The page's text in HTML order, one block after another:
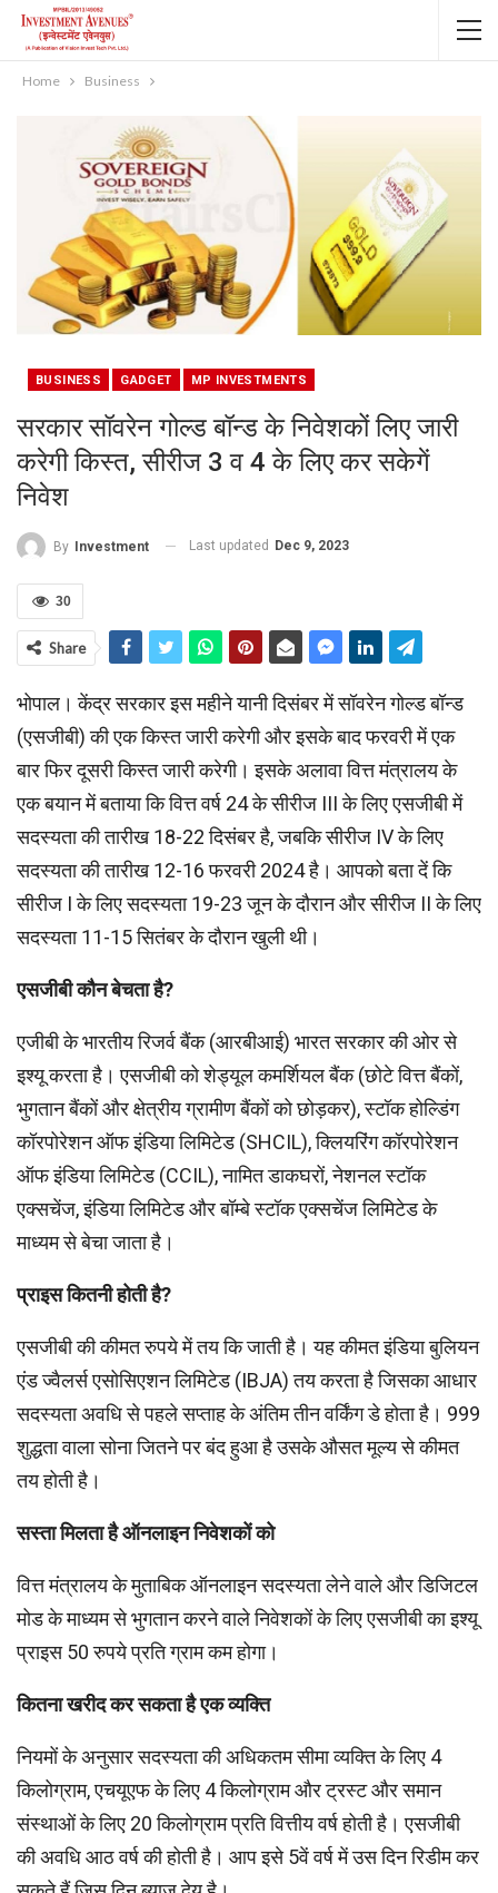
Home Business
BUSINESS GADGET MP INVESTMENTS
सरकार सॉवरेन गोल्‍ड बॉन्‍ड के निवेशकों लिए जारी
करेगी किस्‍त, सीरीज 3 व 4 के लिए कर सकेगें
निवेश
By Investment Last updated Dec 9, 2023
30
Share
भोपाल। केंद्र सरकार इस महीने यानी दिसंबर में सॉवरेन गोल्ड बॉन्ड
(एसजीबी) की एक किस्त जारी करेगी और इसके बाद फरवरी में एक
बार फिर दूसरी किस्त जारी करेगी। इसके अलावा वित्त मंत्रालय के
एक बयान में बताया कि वित्त वर्ष 24 के सीरीज III के लिए एसजीबी में
सदस्यता की तारीख 18-22 दिसंबर है, जबकि सीरीज IV के लिए
सदस्यता की तारीख 12-16 फरवरी 2024 है। आपको बता दें कि
सीरीज I के लिए सदस्यता 19-23 जून के दौरान और सीरीज II के लिए
सदस्यता 11-15 सितंबर के दौरान खुली थी।
एसजीबी कौन बेचता है?
एजीबी के भारतीय रिजर्व बैंक (आरबीआई) भारत सरकार की ओर से
इश्यू करता है। एसजीबी को शेड्यूल कमर्शियल बैंक (छोटे वित्त बैंकों,
भुगतान बैंकों और क्षेत्रीय ग्रामीण बैंकों को छोड़कर), स्टॉक होल्डिंग
कॉरपोरेशन ऑफ इंडिया लिमिटेड (SHCIL), क्लियरिंग कॉरपोरेशन
ऑफ इंडिया लिमिटेड (CCIL), नामित डाकघरों, नेशनल स्टॉक
एक्सचेंज, इंडिया लिमिटेड और बॉम्बे स्टॉक एक्सचेंज लिमिटेड के
माध्यम से बेचा जाता है।
प्राइस कितनी होती है?
एसजीबी की कीमत रुपये में तय कि जाती है। यह कीमत इंडिया बुलियन
एंड ज्वैलर्स एसोसिएशन लिमिटेड (IBJA) तय करता है जिसका आधार
सदस्यता अवधि से पहले सप्ताह के अंतिम तीन वर्किंग डे होता है। 999
शुद्धता वाला सोना जितने पर बंद हुआ है उसके औसत मूल्य से कीमत
तय होती है।
सस्ता मिलता है ऑनलाइन निवेशकों को
वित्त मंत्रालय के मुताबिक ऑनलाइन सदस्यता लेने वाले और डिजिटल
मोड के माध्यम से भुगतान करने वाले निवेशकों के लिए एसजीबी का इश्यू
प्राइस 50 रुपये प्रति ग्राम कम होगा।
कितना खरीद कर सकता है एक व्यक्ति
नियमों के अनुसार सदस्यता की अधिकतम सीमा व्यक्ति के लिए 4
किलोग्राम, एचयूएफ के लिए 4 किलोग्राम और ट्रस्ट और समान
संस्थाओं के लिए 20 किलोग्राम प्रति वित्तीय वर्ष होती है। एसजीबी
की अवधि आठ वर्ष की होती है। आप इसे 5वें वर्ष में उस दिन रिडीम कर